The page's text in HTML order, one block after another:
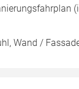
Wand /